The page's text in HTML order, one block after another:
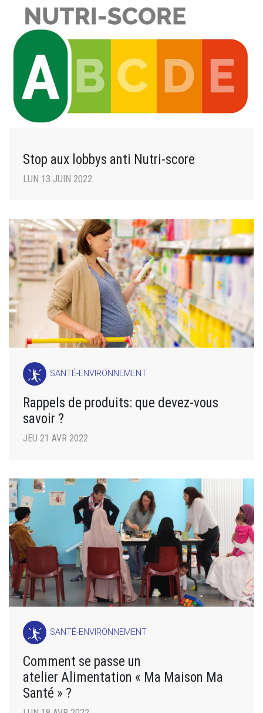
Stop aux lobbys anti Nutri-score
LUN 13 JUIN 2022
SANTÉ-ENVIRONNEMENT
Rappels de produits: que devez-vous
savoir ?
JEU 21 AVR 2022
SANTÉ-ENVIRONNEMENT
Comment se passe un
atelier Alimentation « Ma Maison Ma
Santé » ?